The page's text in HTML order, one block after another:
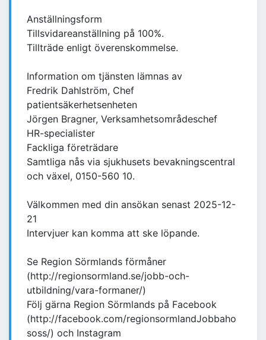
Anställningsform
Tillsvidareanställning på 100%.
Tillträde enligt överenskommelse.
Information om tjänsten lämnas av
Fredrik Dahlström, Chef
patientsäkerhetsenheten
Jörgen Bragner, Verksamhetsområdeschef
HR-specialister
Fackliga företrädare
Samtliga nås via sjukhusets bevakningscentral
och växel, 0150-560 10.
Välkommen med din ansökan senast 2025-12-
21
Intervjuer kan komma att ske löpande.
Se Region Sörmlands förmåner
(http://regionsormland.se/jobb-och-
utbildning/vara-formaner/)
Följ gärna Region Sörmlands på Facebook
(http://facebook.com/regionsormlandJobbaho
soss/) och Instagram